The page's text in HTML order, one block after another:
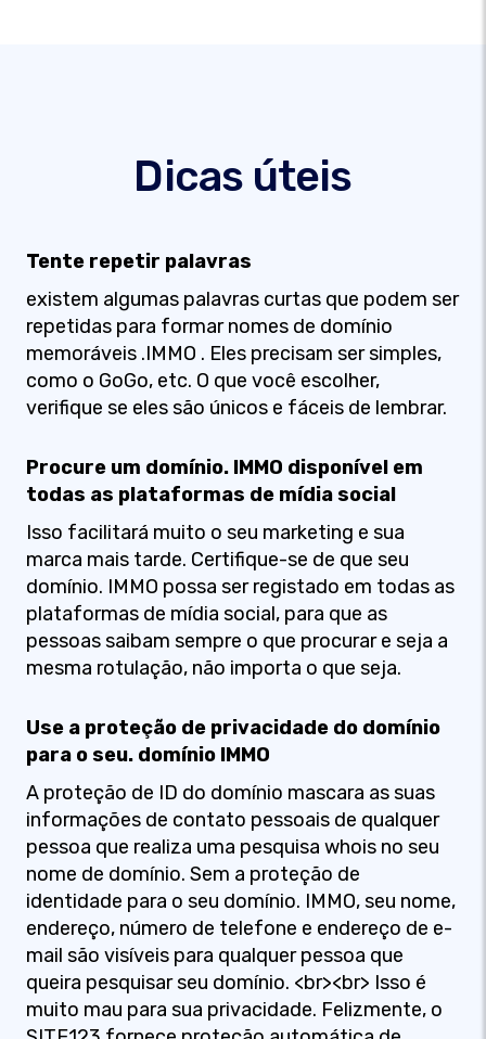
Dicas úteis
Tente repetir palavras
existem algumas palavras curtas que podem ser
repetidas para formar nomes de domínio
memoráveis .IMMO . Eles precisam ser simples,
como o GoGo, etc. O que você escolher,
verifique se eles são únicos e fáceis de lembrar.
Procure um domínio. IMMO disponível em
todas as plataformas de mídia social
Isso facilitará muito o seu marketing e sua
marca mais tarde. Certifique-se de que seu
domínio. IMMO possa ser registado em todas as
plataformas de mídia social, para que as
pessoas saibam sempre o que procurar e seja a
mesma rotulação, não importa o que seja.
Use a proteção de privacidade do domínio
para o seu. domínio IMMO
A proteção de ID do domínio mascara as suas
informações de contato pessoais de qualquer
pessoa que realiza uma pesquisa whois no seu
nome de domínio. Sem a proteção de
identidade para o seu domínio. IMMO, seu nome,
endereço, número de telefone e endereço de e-
mail são visíveis para qualquer pessoa que
queira pesquisar seu domínio. <br><br> Isso é
muito mau para sua privacidade. Felizmente, o